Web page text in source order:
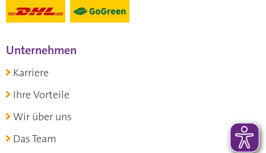
Unternehmen
Karriere
Ihre Vorteile
Wir über uns
Das Team